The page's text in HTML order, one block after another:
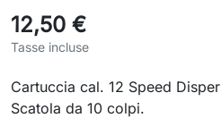
12,50 €
Tasse incluse
Cartuccia cal. 12 Speed
Scatola da 10 colpi.